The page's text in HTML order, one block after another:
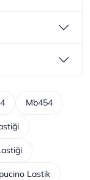
Mb454
Lastik